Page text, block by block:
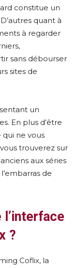
constitue un
quant à
à regarder
sans débourser
sites de
un
En plus d’être
ne vous
trouverez sur
aux séries
de
?
Coflix, la